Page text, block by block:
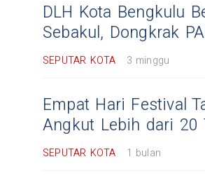
DLH Kota Bengkulu
Sebakul, Dongkrak
SEPUTAR KOTA 3 minggu
Empat Hari Festival
Angkut Lebih dari 20
SEPUTAR KOTA 1 bulan